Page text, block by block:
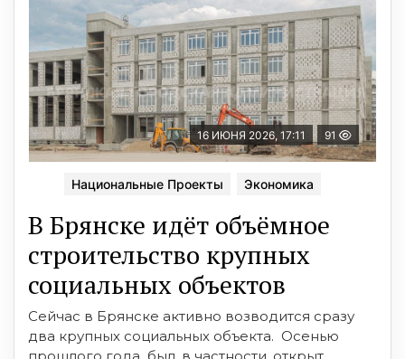
16 ИЮНЯ 2026, 17:11 91
Национальные Проекты Экономика
В Брянске идёт объёмное
строительство крупных
социальных объектов
Сейчас в Брянске активно возводится сразу
два крупных социальных объекта. Осенью